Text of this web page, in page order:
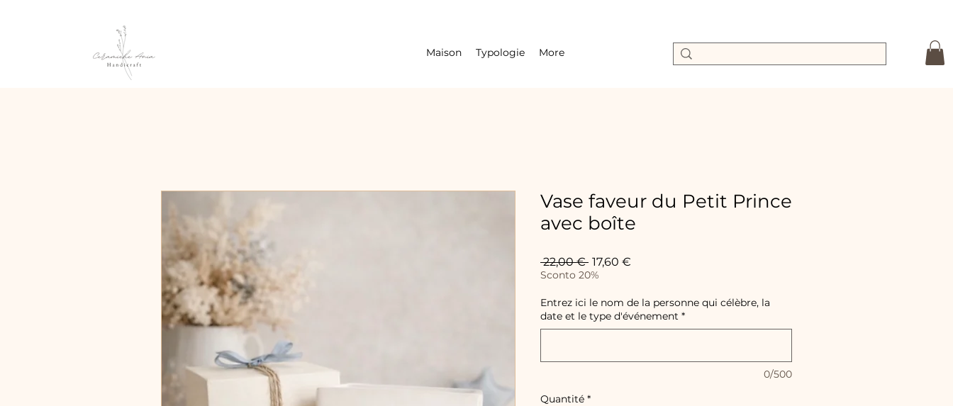
Maison Typologie More
Vase faveur du Petit Prince
avec boîte
22,00 € Prix
original
17,60 €
Sconto 20%
Entrez ici le nom de la personne qui célèbre, la
date et le type d'événement *
0/500
Quantité *